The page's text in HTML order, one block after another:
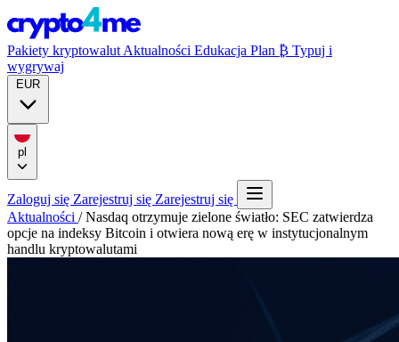
Pakiety kryptowalut Aktualności Edukacja Plan ₿ Typuj i
wygrywaj
Zaloguj się Zarejestruj się Zarejestruj się
Aktualności / Nasdaq otrzymuje zielone światło: SEC zatwierdza
opcje na indeksy Bitcoin i otwiera nową erę w instytucjonalnym
handlu kryptowalutami